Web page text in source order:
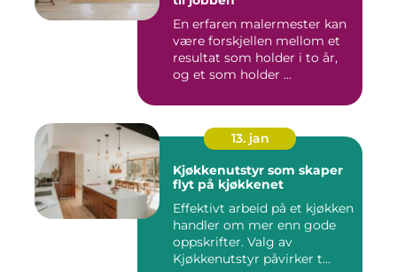
En erfaren malermester kan
være forskjellen mellom et
resultat som holder i to år,
og et som holder ...
13. jan
Kjøkkenutstyr som skaper
flyt på kjøkkenet
Effektivt arbeid på et kjøkken
handler om mer enn gode
oppskrifter. Valg av
Kjøkkenutstyr påvirker t...